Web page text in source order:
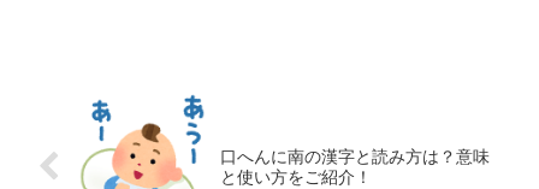
口へんに南の漢字と読み方は？意味
と使い方をご紹介！